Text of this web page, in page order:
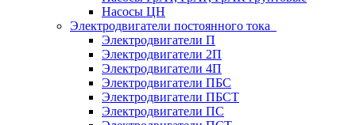
Насосы ЦН
Электродвигатели постоянного тока
Электродвигатели П
Электродвигатели 2П
Электродвигатели 4П
Электродвигатели ПБС
Электродвигатели ПБСТ
Электродвигатели ПС